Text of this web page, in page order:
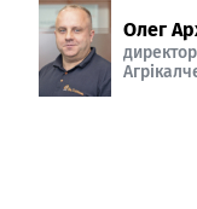
Олег